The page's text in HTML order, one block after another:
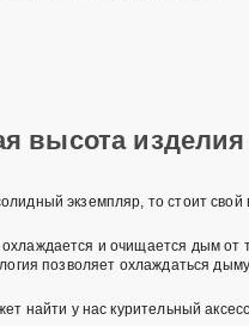
высота
экземпляр, то стоит
и очищается дым от
позволяет охлаждаться
найти у нас курительный